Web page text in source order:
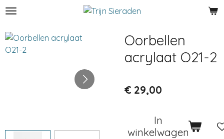
Ga
naar
de
Oorbellen
acrylaat O21-2
€ 29,00
In
winkelwagen